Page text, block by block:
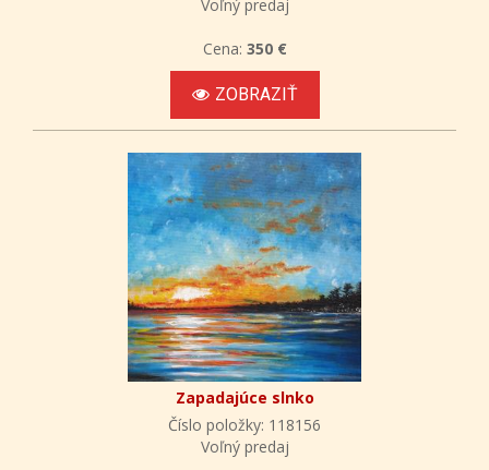
Voľný predaj
Cena: 350 €
ZOBRAZIŤ
Zapadajúce slnko
Číslo položky: 118156
Voľný predaj